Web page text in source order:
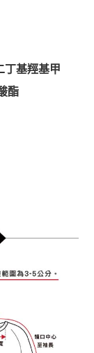
丁基羥基甲
酯